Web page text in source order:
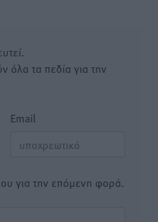
όλα τα πεδία για την
Email
για την επόμενη φορά.